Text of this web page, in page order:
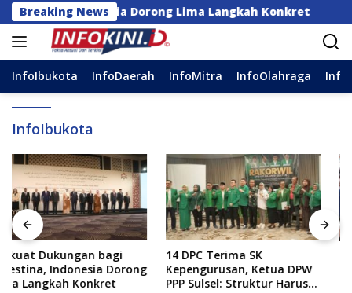
Langsung
ke
konten
Breaking News
Indonesia Dorong Lima Langkah Konkret
InfoIbukota InfoDaerah InfoMitra InfoOlahraga
InfoIbukota
14 DPC Terima SK
Kepengurusan, Ketua DPW
PPP Sulsel: Struktur Harus
Mensos Tinjau Sekolah
Rakyat di Sudiang,
Gubernur: Ini Program